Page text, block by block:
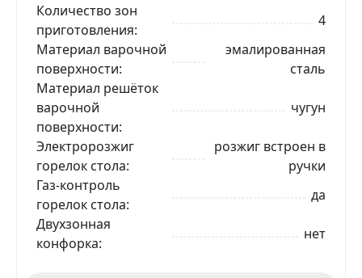
Количество зон
приготовления
4
Материал варочной
поверхности
эмалированная
сталь
Материал решёток
варочной
поверхности
чугун
Электророзжиг
горелок стола
розжиг встроен в
ручки
Газ-контроль
горелок стола
да
Двухзонная
конфорка
нет